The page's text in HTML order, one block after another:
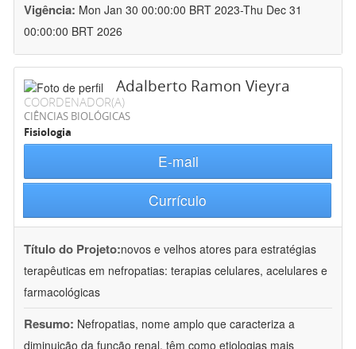
Vigência: Mon Jan 30 00:00:00 BRT 2023-Thu Dec 31
00:00:00 BRT 2026
Adalberto Ramon Vieyra
COORDENADOR(A)
CIÊNCIAS BIOLÓGICAS
Fisiologia
E-mail
Currículo
Título do Projeto:novos e velhos atores para estratégias
terapêuticas em nefropatias: terapias celulares, acelulares e
farmacológicas
Resumo: Nefropatias, nome amplo que caracteriza a
diminuição da função renal, têm como etiologias mais